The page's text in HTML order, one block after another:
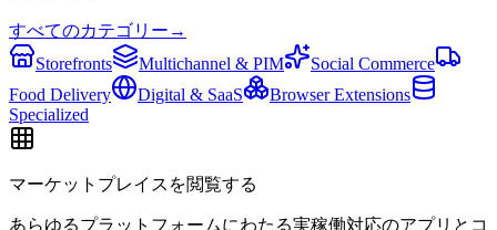
すべてのカテゴリー →
Storefronts
Multichannel & PIM
Social Commerce
Food Delivery
Digital & SaaS
Browser Extensions
Specialized
マーケットプレイスを閲覧する
あらゆるプラットフォームにわたる実稼働対応のアプリとコ